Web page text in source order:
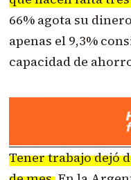
66% agota su
apenas el 9,3%
capacidad de
Tener trabajo dejó